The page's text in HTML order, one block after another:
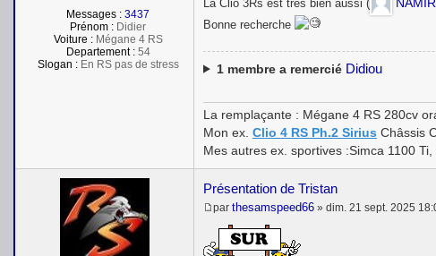
Messages : 3437
Prénom : Didier
Voiture :Mégane 4 RS
Departement :54
Slogan :En RS pas de stress
La Clio 3Rs est très bien aussi (
Bonne recherche
1membre a remercié Didiou
La remplaçante : Mégane 4 RS 280cv
Mon ex. Clio 4 RS Ph.2 Sirius Châssis
Mes autres ex. sportives :Simca 1100
Présentation de Tristan
M
e
s
par thesamspeed66 » dim. 21 sept. 2025